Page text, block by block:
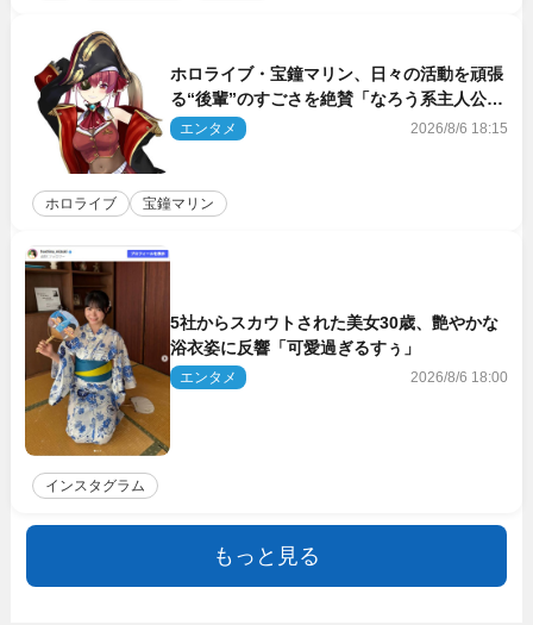
ホロライブ・宝鐘マリン、日々の活動を頑張
る“後輩”のすごさを絶賛「なろう系主人公ま
である」
エンタメ 2026/8/6 18:15
ホロライブ 宝鐘マリン
5社からスカウトされた美女30歳、艶やかな
浴衣姿に反響「可愛過ぎるすぅ」
エンタメ 2026/8/6 18:00
インスタグラム
もっと見る